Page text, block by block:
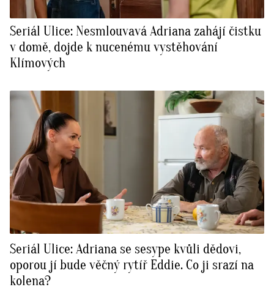
Seriál Ulice: Nesmlouvavá Adriana zahájí čistku
v domě, dojde k nucenému vystěhování
Klímových
Seriál Ulice: Adriana se sesype kvůli dědovi,
oporou jí bude věčný rytíř Eddie. Co ji srazí na
kolena?